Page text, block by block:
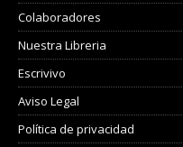
Colaboradores
Nuestra Libreria
Escrivivo
Aviso Legal
Política de privacidad